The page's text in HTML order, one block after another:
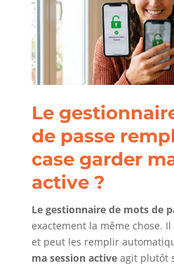
Le
de passe
case garder
active ?
Le gestionnaire de mots de
exactement la même chose.
et peut les remplir
ma session activeagit plutôt